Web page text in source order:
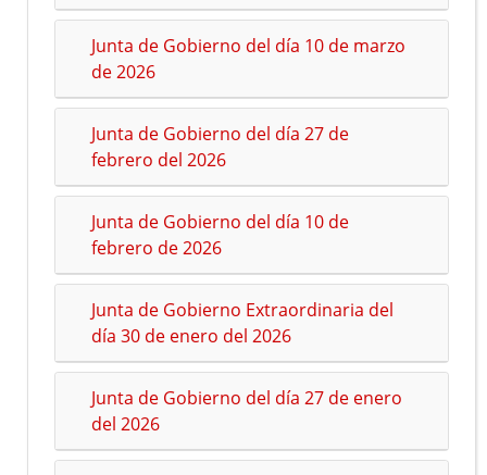
Junta de Gobierno del día 10 de marzo
de 2026
Junta de Gobierno del día 27 de
febrero del 2026
Junta de Gobierno del día 10 de
febrero de 2026
Junta de Gobierno Extraordinaria del
día 30 de enero del 2026
Junta de Gobierno del día 27 de enero
del 2026